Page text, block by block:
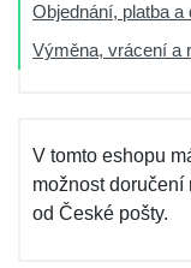
Objednání, platba a
Výměna, vrácení a
V tomto eshopu
možnost
od České pošty.